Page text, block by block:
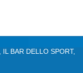
BAR DELLO SPORT,